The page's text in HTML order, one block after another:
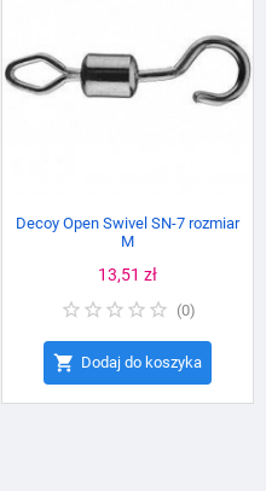
Decoy Open Swivel SN-7 rozmiar
M
Cena
13,51 zł
(0)
 Dodaj do koszyka